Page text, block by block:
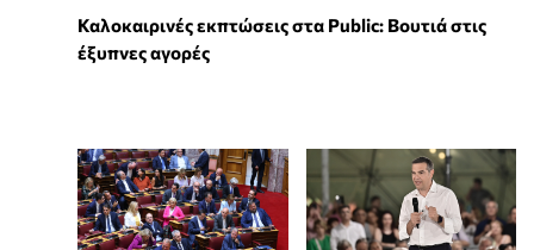
Καλοκαιρινές εκπτώσεις στα Public: Βουτιά στις
έξυπνες αγορές